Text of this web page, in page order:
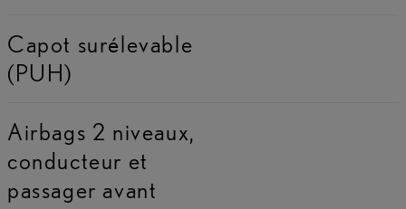
Capot surélevable
(PUH)
Airbags 2 niveaux,
conducteur et
passager avant